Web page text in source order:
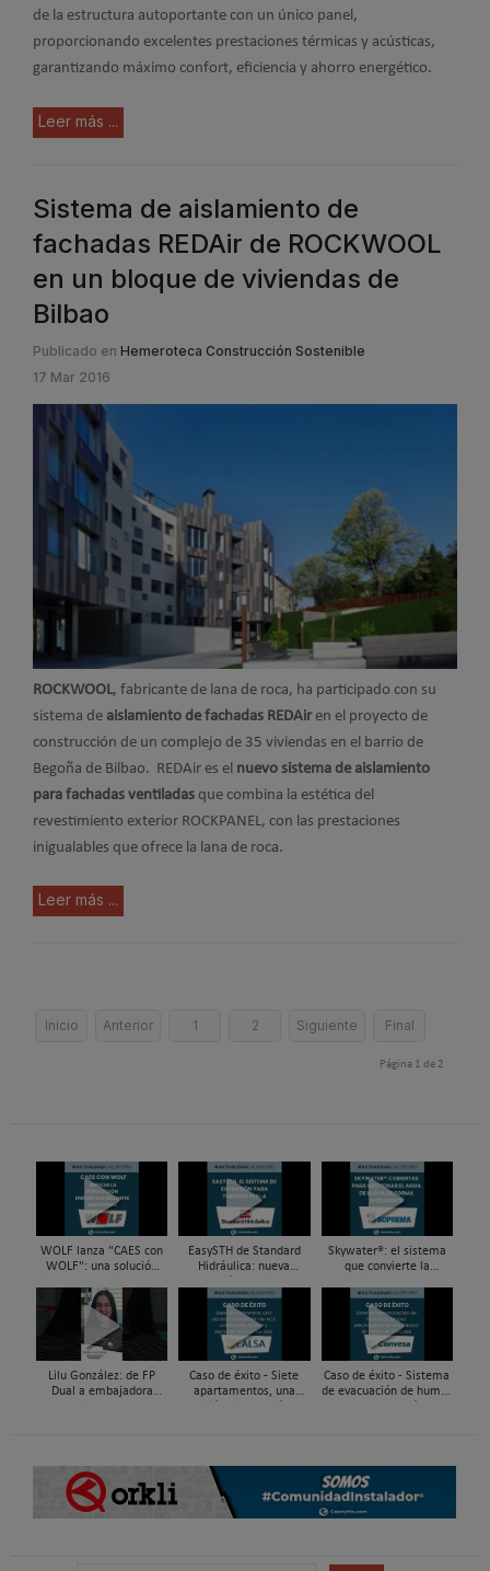
de la estructura autoportante con un único panel,
proporcionando excelentes prestaciones térmicas y acústicas,
garantizando máximo confort, eficiencia y ahorro energético.
Leer más ...
Sistema de aislamiento de
fachadas REDAir de ROCKWOOL
en un bloque de viviendas de
Bilbao
Publicado en Hemeroteca Construcción Sostenible
17 Mar 2016
ROCKWOOL, fabricante de lana de roca, ha participado con su
sistema de aislamiento de fachadas REDAir en el proyecto de
construcción de un complejo de 35 viviendas en el barrio de
Begoña de Bilbao. REDAir es el nuevo sistema de aislamiento
para fachadas ventiladas que combina la estética del
revestimiento exterior ROCKPANEL, con las prestaciones
inigualables que ofrece la lana de roca.
Leer más ...
Inicio Anterior 1 2 Siguiente Final
Página 1 de 2
WOLF lanza "CAES con
WOLF": una solución
la renovación energética
mediante...
EasySTH de Standard
Hidráulica: nueva
de expansión para
tuberías PEX
Skywater®: el sistema
que convierte la
infraestructura activa de
gestión del agua...
Lilu González: de FP
Dual a embajadora
Caso de éxito - Siete
apartamentos, una
Caso de éxito - Sistema
de evacuación de humos